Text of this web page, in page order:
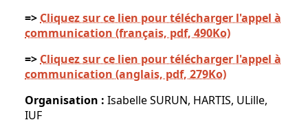
=> Cliquez sur ce lien pour télécharger l'appel à
communication (français, pdf, 490Ko)
=> Cliquez sur ce lien pour télécharger l'appel à
communication (anglais, pdf, 279Ko)
Organisation : Isabelle SURUN, HARTIS, ULille,
IUF